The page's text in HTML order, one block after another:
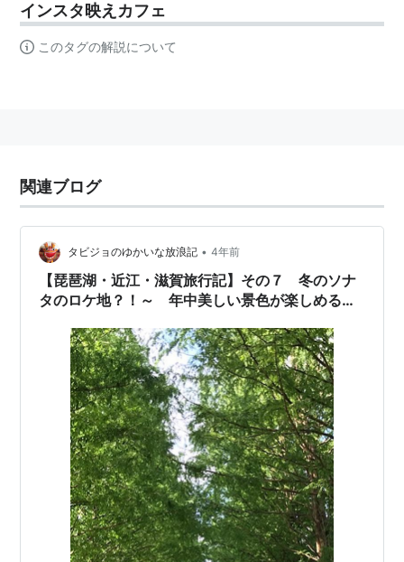
インスタ映えカフェ
このタグの解説について
関連ブログ
タビジョのゆかいな放浪記 • 4年前
【琵琶湖・近江・滋賀旅行記】その７ 冬のソナ
タのロケ地？！～ 年中美しい景色が楽しめるメ